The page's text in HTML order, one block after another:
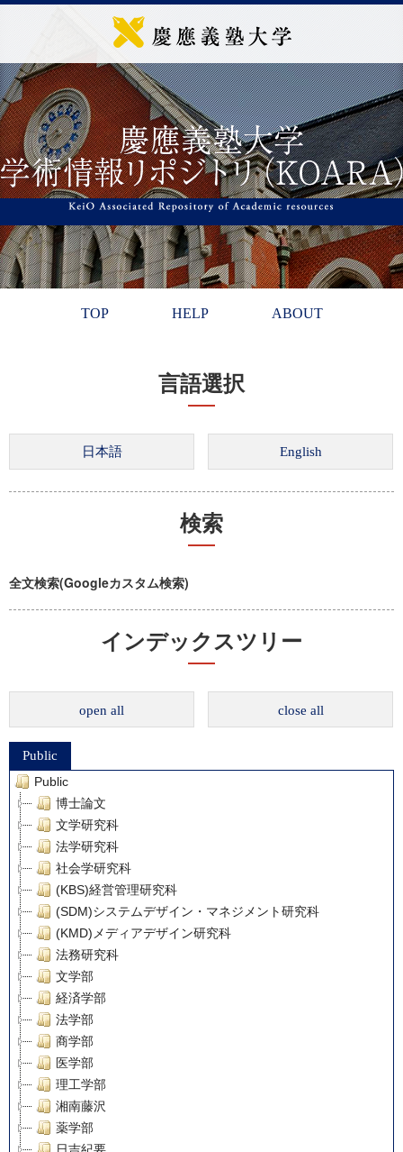
TOP HELP ABOUT
言語選択
検索
全文検索(Googleカスタム検索)
インデックスツリー
open all close all
Public
Public
博士論文
文学研究科
法学研究科
社会学研究科
(KBS)経営管理研究科
(SDM)システムデザイン・マネジメント研究科
(KMD)メディアデザイン研究科
法務研究科
文学部
経済学部
法学部
商学部
医学部
理工学部
湘南藤沢
薬学部